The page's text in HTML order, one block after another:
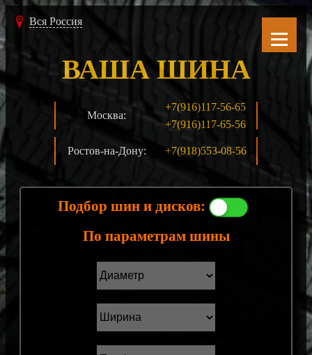
Вся Россия
Москва:
+7(916)117-56-65
+7(916)117-65-56
Ростов-на-Дону: +7(918)553-08-56
ВАША ШИНА
Подбор шин и дисков:
По параметрам шины